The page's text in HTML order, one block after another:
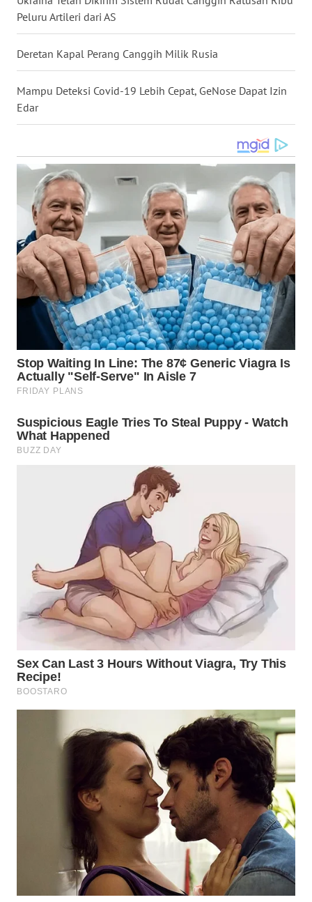
Peluru Artileri dari AS
Deretan Kapal Perang Canggih Milik Rusia
Mampu Deteksi Covid-19 Lebih Cepat, GeNose Dapat Izin
Edar
WN
NUSANTARA
WN
WN
BALI
WN
KALBAR
WN
KALTENG
WN
KALTARA
WN
KALSEL
WN
KALTIM
GORONTALO
WN
SULUT
MALUKU
WN